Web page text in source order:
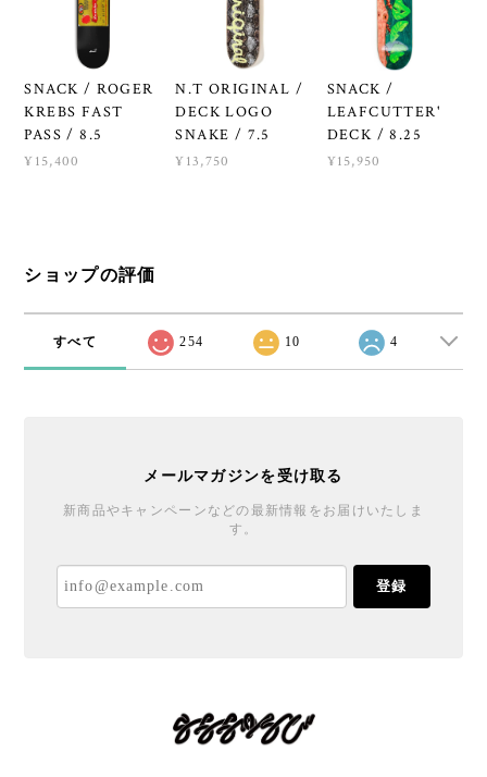
SNACK / ROGER
KREBS FAST
PASS / 8.5
¥15,400
N.T ORIGINAL /
DECK LOGO
SNAKE / 7.5
¥13,750
SNACK /
LEAFCUTTER'
DECK / 8.25
¥15,950
ショップの評価
すべて 254 10 4
メールマガジンを受け取る
新商品やキャンペーンなどの最新情報をお届けいたしま
す。
登録